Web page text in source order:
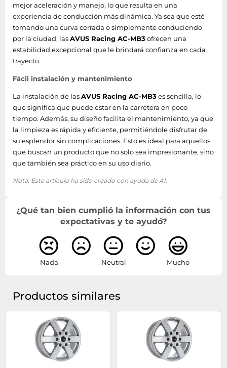
mejor aceleración y manejo, lo que resulta en una
experiencia de conducción más dinámica. Ya sea que esté
tomando una curva cerrada o simplemente conduciendo
por la ciudad, lasAVUS Racing AC-MB3ofrecen una
estabilidad excepcional que le brindará confianza en cada
trayecto.
Fácil instalación y mantenimiento
La instalación de lasAVUS Racing AC-MB3es sencilla, lo
que significa que puede estar en la carretera en poco
tiempo. Además, su diseño facilita el mantenimiento, ya que
la limpieza es rápida y eficiente, permitiéndole disfrutar de
su esplendor sin complicaciones. Esto es ideal para aquellos
que buscan un producto que no solo sea impresionante, sino
que también sea práctico en su uso diario.
Nota: Este artículo ha sido creado con ayuda de AI.
¿Qué tan bien cumplió la información con tus
expectativas y te ayudó?
Nada Neutral Mucho
Productos similares